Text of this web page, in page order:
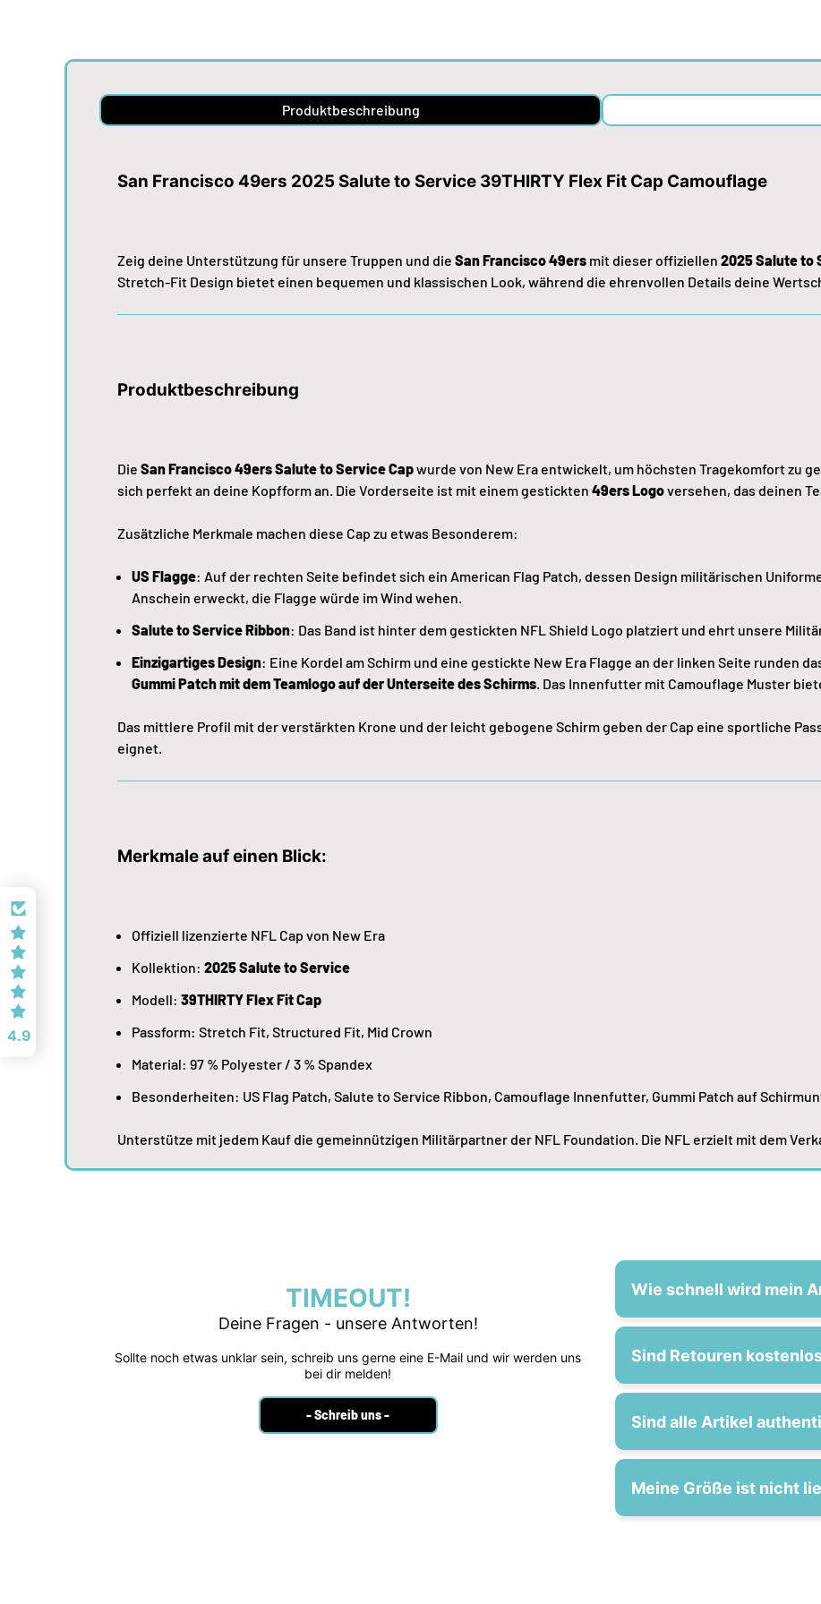
Produktbeschreibung
San Francisco 49ers 2025 Salute to Service 39THIRTY Flex Fit Cap Camouflage
Zeig deine Unterstützung für unsere Truppen und die San Francisco 49ers mit dieser offiziellen 2025 Salute to
Stretch-Fit Design bietet einen bequemen und klassischen Look, während die ehrenvollen Details deine
Produktbeschreibung
Die San Francisco 49ers Salute to Service Capwurde von New Era entwickelt, um höchsten Tragekomfort zu
sich perfekt an deine Kopfform an. Die Vorderseite ist mit einem gestickten 49ers Logoversehen, das deinen
Zusätzliche Merkmale machen diese Cap zu etwas Besonderem:
US Flagge: Auf der rechten Seite befindet sich ein American Flag Patch, dessen Design militärischen
Anschein erweckt, die Flagge würde im Wind wehen.
Salute to Service Ribbon: Das Band ist hinter dem gestickten NFL Shield Logo platziert und ehrt unsere
Einzigartiges Design: Eine Kordel am Schirm und eine gestickte New Era Flagge an der linken Seite runden
Gummi Patch mit dem Teamlogo auf der Unterseite des Schirms. Das Innenfutter mit Camouflage Muster
Das mittlere Profil mit der verstärkten Krone und der leicht gebogene Schirm geben der Cap eine sportliche
eignet.
Merkmale auf einen Blick:
Offiziell lizenzierte NFL Cap von New Era
Kollektion: 2025 Salute to Service
Modell: 39THIRTY Flex Fit Cap
Passform: Stretch Fit, Structured Fit, Mid Crown
Material: 97 % Polyester / 3 % Spandex
Besonderheiten: US Flag Patch, Salute to Service Ribbon, Camouflage Innenfutter, Gummi Patch auf
Unterstütze mit jedem Kauf die gemeinnützigen Militärpartner der NFL Foundation. Die NFL erzielt mit dem
TIMEOUT!
Deine Fragen - unsere Antworten!
Sollte noch etwas unklar sein, schreib uns gerne eine E-Mail und wir werden uns
bei dir melden!
- Schreib uns -
Wie schnell wird mein
Sind Retouren
Sind alle Artikel
Meine Größe ist nicht
4.9